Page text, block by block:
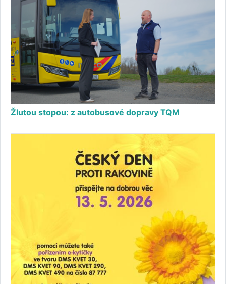
Žlutou stopou: z autobusové dopravy TQM